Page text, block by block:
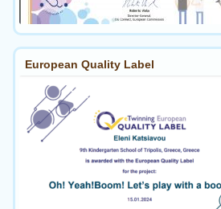
European Quality Label